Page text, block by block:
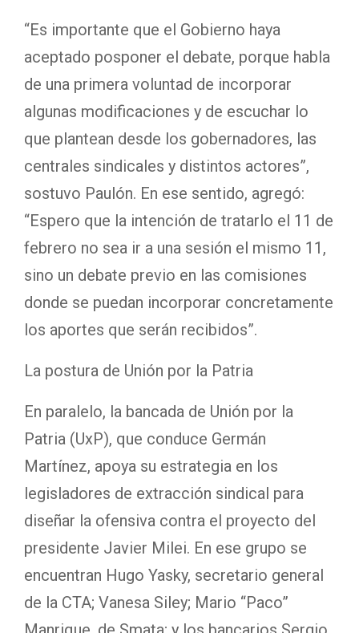
“Es importante que el Gobierno haya
aceptado posponer el debate, porque habla
de una primera voluntad de incorporar
algunas modificaciones y de escuchar lo
que plantean desde los gobernadores, las
centrales sindicales y distintos actores”,
sostuvo Paulón. En ese sentido, agregó:
“Espero que la intención de tratarlo el 11 de
febrero no sea ir a una sesión el mismo 11,
sino un debate previo en las comisiones
donde se puedan incorporar concretamente
los aportes que serán recibidos”.
La postura de Unión por la Patria
En paralelo, la bancada de Unión por la
Patria (UxP), que conduce Germán
Martínez, apoya su estrategia en los
legisladores de extracción sindical para
diseñar la ofensiva contra el proyecto del
presidente Javier Milei. En ese grupo se
encuentran Hugo Yasky, secretario general
de la CTA; Vanesa Siley; Mario “Paco”